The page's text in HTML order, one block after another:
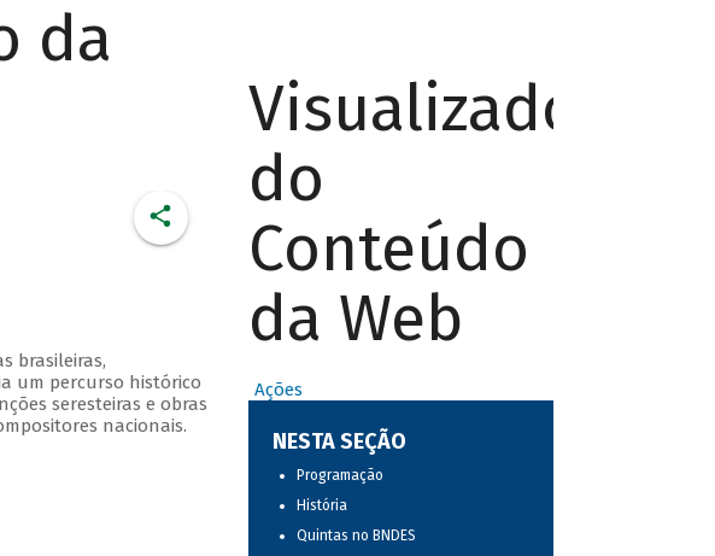
da
brasileiras,
um percurso histórico
seresteiras e obras
nacionais.
Visualizador
do
Conteúdo
da Web
Ações
NESTA SEÇÃO
Programação
História
Quintas no BNDES